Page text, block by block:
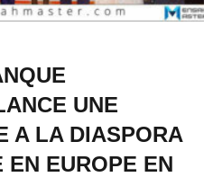
UNE
A LA DIASPORA
EUROPE EN